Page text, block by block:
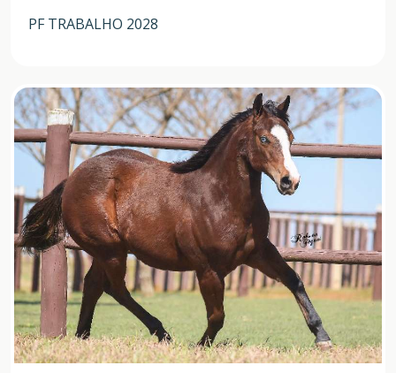
PF TRABALHO 2028